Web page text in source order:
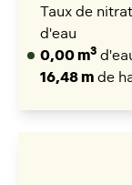
Taux de
d'eau
0,00 m3
16,48 m de